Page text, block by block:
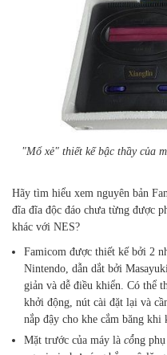
"Mổ xẻ" thiết kế bậc thầy của
Hãy tìm hiểu xem nguyên bản
đĩa đĩa độc đáo chưa từng được
khác với NES?
Famicom được thiết kế bởi 2
Nintendo, dẫn dắt bởi
giản và dễ điều khiển. Có thể
khởi động, nút cài đặt lại và
nắp đậy cho khe cắm băng khi
Mặt trước của máy là cổng